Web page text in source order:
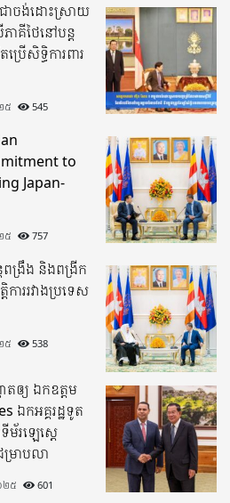
ាចង់ដោះស្រាយ
ាគីថៃនៅបន្ត
រើសិទ្ធិការពារ
៥​ 545
to
Japan-
៥​ 757
ពង្រឹង និងពង្រីក
ាររវាងប្រទេស
៥​ 538
ឲ្យ ឯកឧត្តម
ឯកអគ្គរដ្ឋទូត
ម័រឡេស្តេ
រាបលា
០២៥​ 601